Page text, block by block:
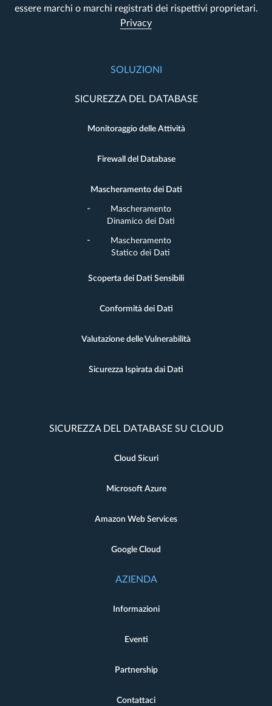
essere marchi o marchi registrati dei rispettivi proprietari.
Privacy
SOLUZIONI
SICUREZZA DEL DATABASE
Monitoraggio delle Attività
Firewall del Database
Mascheramento dei Dati
Mascheramento
Dinamico dei Dati
Mascheramento
Statico dei Dati
Scoperta dei Dati Sensibili
Conformità dei Dati
Valutazione delle Vulnerabilità
Sicurezza Ispirata dai Dati
SICUREZZA DEL DATABASE SU CLOUD
Cloud Sicuri
Microsoft Azure
Amazon Web Services
Google Cloud
AZIENDA
Informazioni
Eventi
Partnership
Contattaci